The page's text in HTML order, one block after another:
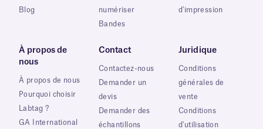
Blog
numériser
Bandes
d'impression
À propos de
nous
À propos de nous
Pourquoi choisir
Labtag ?
GA International
Contact
Contactez-nous
Demander un
devis
Demander des
échantillons
Juridique
Conditions
générales de
vente
Conditions
d'utilisation